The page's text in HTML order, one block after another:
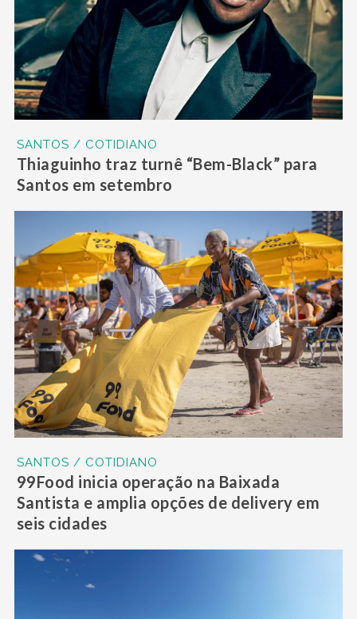
SANTOS / COTIDIANO
Thiaguinho traz turnê “Bem-Black” para
Santos em setembro
SANTOS / COTIDIANO
99Food inicia operação na Baixada
Santista e amplia opções de delivery em
seis cidades